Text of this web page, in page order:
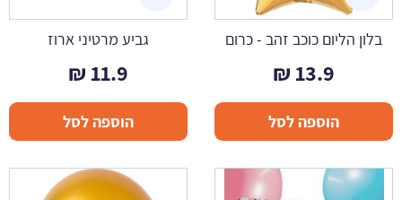
בלון הליום כוכב זהב - כרום
13.9
₪
הוספה לסל
גביע מרטיני ארוז
11.9
₪
הוספה לסל